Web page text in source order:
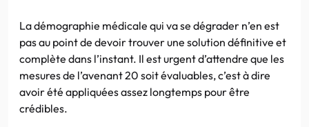
La démographie médicale qui va se dégrader n’en est
pas au point de devoir trouver une solution définitive et
complète dans l’instant. Il est urgent d’attendre que les
mesures de l’avenant 20 soit évaluables, c’est à dire
avoir été appliquées assez longtemps pour être
crédibles.